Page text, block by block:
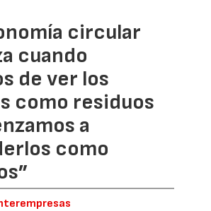
circular
cuando
de ver los
como residuos
a
como